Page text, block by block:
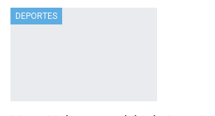
DEPORTES